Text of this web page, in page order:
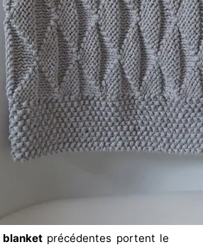
précédentes portent le